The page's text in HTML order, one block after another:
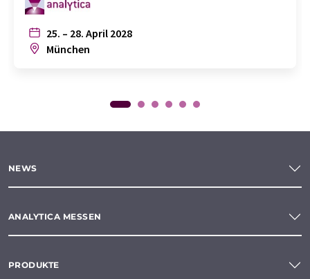
25. – 28. April 2028
München
NEWS
ANALYTICA MESSEN
PRODUKTE